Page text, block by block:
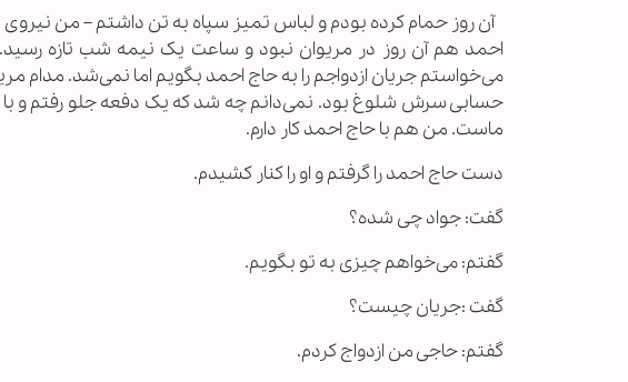
آن روز حمام کرده بودم و لباس تمیز سپاه به تن داشتم – من
احمد هم آن روز در مریوان نبود و ساعت یک نیمه شب تازه
می‌خواستم جریان ازدواجم را به حاج احمد بگویم اما نمی‌شد. مدام
حسابی سرش شلوغ بود. نمی‌دانم چه شد که یک دفعه جلو رفتم و با
ماست. من هم با حاج احمد کار دارم.
دست حاج احمد را گرفتم و او را کنار کشیدم.
گفت: جواد چى شده؟
گفتم: می‌خواهم چیزی به تو بگویم.
گفت :جریان چیست؟
گفتم: حاجی من ازدواج کردم.